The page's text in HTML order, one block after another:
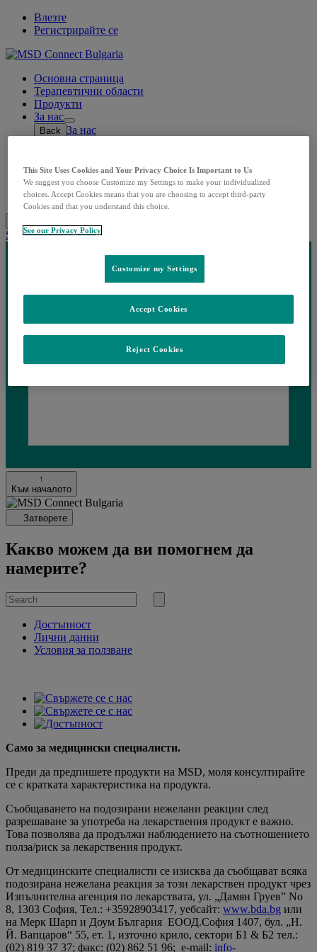
Влезте
Регистрирайте се
Основна страница
Терапевтични области
Продукти
За нас
Open
submenu
Back За нас
Корпоративна отговорност
Контакти
Лични данни
Share this
Loading...
↑
Към началото
Затворете
Какво можем да ви помогнем да
намерите?
Search
for
Submit
Достъпност
Лични данни
Условия за ползване
Само за медицински специалисти.
Преди да предпишете продукти на MSD, моля консултирайте
се с кратката характеристика на продукта.
Съобщаването на подозирани нежелани реакции след
разрешаване за употреба на лекарствения продукт е важно.
Това позволява да продължи наблюдението на съотношението
полза/риск за лекарствения продукт.
От медицинските специалисти се изисква да съобщават всяка
подозирана нежелана реакция за този лекарствен продукт чрез
Изпълнителна агенция по лекарствата, ул. „Дамян Груев” No
8, 1303 София, Teл.: +35928903417, уебсайт: www.bda.bg или
на Мерк Шарп и Доум България ЕООД.София 1407, бул. „Н.
Й. Вапцаров“ 55, ет. 1, източно крило, сектори Б1 & Б2 тел.:
(02) 819 37 37; факс: (02) 862 51 96; e-mail: info-
This Site Uses Cookies and Your Privacy Choice Is Important to Us
We suggest you choose Customize my Settings to make your individualized
choices. Accept Cookies means that you are choosing to accept third-party
Cookies and that you understand this choice.
See our Privacy Policy
Customize my Settings
Reject Cookies
Accept Cookies